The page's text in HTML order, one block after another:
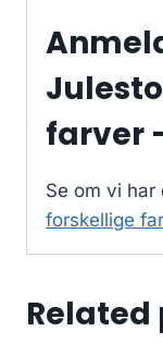
farver
Se om vi har
forskellige